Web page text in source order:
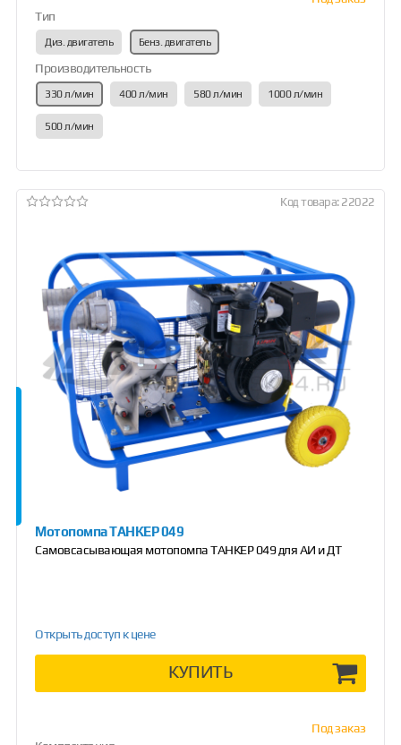
Тип
Диз. двигатель Бенз. двигатель
Производительность
330 л/мин 400 л/мин 580 л/мин 1000 л/мин
500 л/мин
Код товара: 22022
Мотопомпа ТАНКЕР 049
Самовсасывающая мотопомпа ТАНКЕР 049 для АИ и ДТ
Открыть доступ к цене
КУПИТЬ
Под заказ